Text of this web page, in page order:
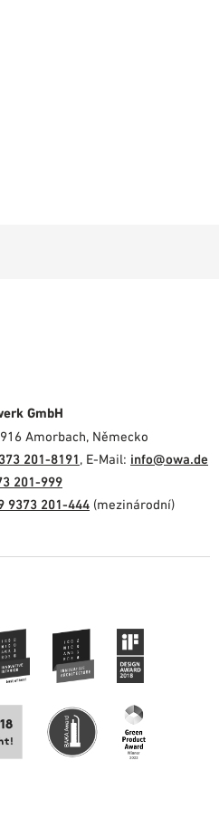
GmbH
Amorbach, Německo
201-8191, E-Mail: info@owa.de
201-999
9373 201-444 (mezinárodní)